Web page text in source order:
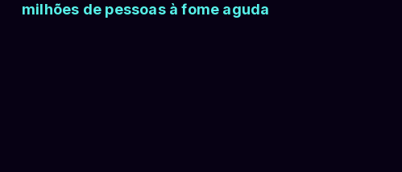
milhões de pessoas à fome aguda